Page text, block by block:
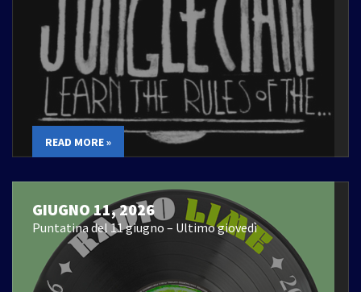
READ MORE »
GIUGNO 11, 2026
Puntatina del 11 giugno – Ultimo giovedì